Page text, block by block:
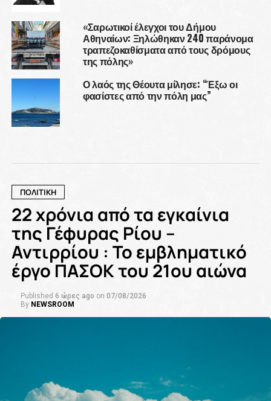
«Σαρωτικοί έλεγχοι του Δήμου
Αθηναίων: Ξηλώθηκαν 240 παράνομα
τραπεζοκαθίσματα από τους δρόμους
της πόλης»
Ο λαός της Θέουτα μίλησε: “Έξω οι
φασίστες από την πόλη μας”
ΠΟΛΙΤΙΚΗ
22 χρόνια από τα εγκαίνια
της Γέφυρας Ρίου –
Αντιρρίου : Το εμβληματικό
έργο ΠΑΣΟΚ του 21ου αιώνα
Published 6 ώρες ago on 07/08/2026
By NEWSROOM